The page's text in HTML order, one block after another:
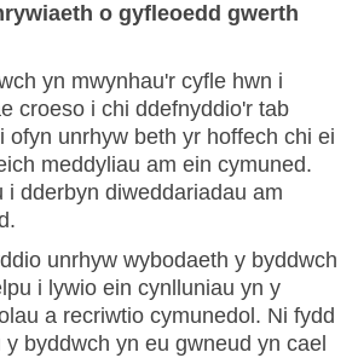
o gyfleoedd gwerth
yn mwynhau'r cyfle hwn i
croeso i chi ddefnyddio'r tab
ofyn unrhyw beth yr hoffech chi ei
meddyliau am ein cymuned.
i dderbyn diweddariadau am
unrhyw wybodaeth y byddwch
i lywio ein cynlluniau yn y
a recriwtio cymunedol. Ni fydd
byddwch yn eu gwneud yn cael